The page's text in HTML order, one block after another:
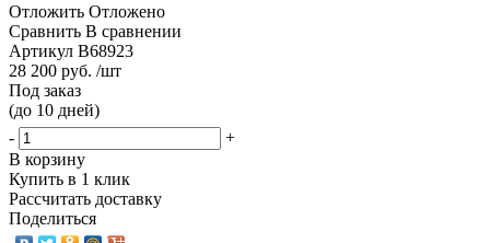
Отложить Отложено
Сравнить В сравнении
Артикул B68923
28 200 руб. /шт
Под заказ
(до 10 дней)
-
+
В корзину
Купить в 1 клик
Рассчитать доставку
Поделиться